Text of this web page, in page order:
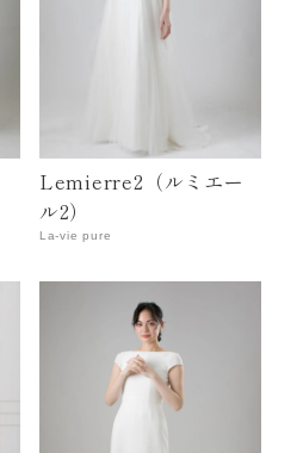
Lemierre2（ルミエー
ル2）
La-vie pure